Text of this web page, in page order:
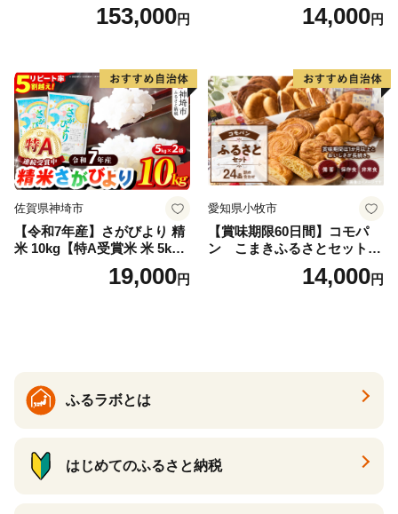
白米 45kg (5kg×9回) | ミルキ
ークイーン 米5kg 福島 福島
福島県 南相馬市 cu006-ae
153,000円
しひかり 精米 米（お米の美
味しい炊き方ガイド付き）
14,000円
佐賀県神埼市
【令和7年産】さがびより 精
米 10kg【特A受賞米 米 5kg×
2袋 お米 コメ こめ 国産 美味
しい ブランド米 人気 ランキ
19,000円
愛知県小牧市
【賞味期限60日間】コモパ
ン こまきふるさとセット
（24個入り）／災害用備蓄
保存食 非常食 防災グッズに
14,000円
ふるラボとは
はじめてのふるさと納税